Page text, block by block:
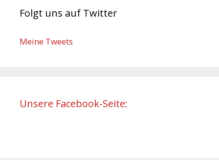
Folgt uns auf Twitter
Meine Tweets
Unsere Facebook-Seite: